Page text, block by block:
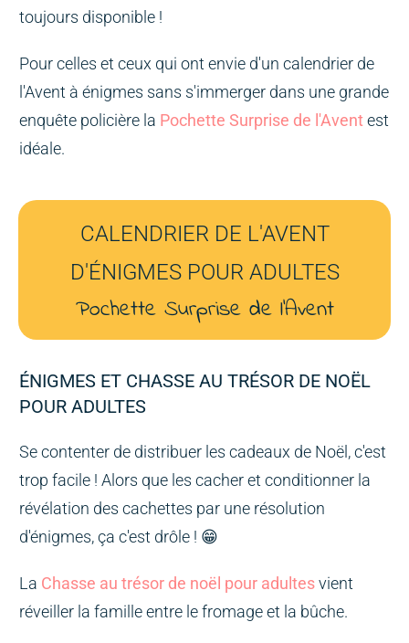
toujours disponible !
Pour celles et ceux qui ont envie d'un calendrier de
l'Avent à énigmes sans s'immerger dans une grande
enquête policière la Pochette Surprise de l'Aventest
idéale.
CALENDRIER DE L'AVENT
D'ÉNIGMES POUR ADULTES
Pochette Surprise de l'Avent
ÉNIGMES ET CHASSE AU TRÉSOR DE NOËL
POUR ADULTES
Se contenter de distribuer les cadeaux de Noël, c'est
trop facile ! Alors que les cacher et conditionner la
révélation des cachettes par une résolution
d'énigmes, ça c'est drôle ! 😁
La Chasse au trésor de noël pour adultesvient
réveiller la famille entre le fromage et la bûche.